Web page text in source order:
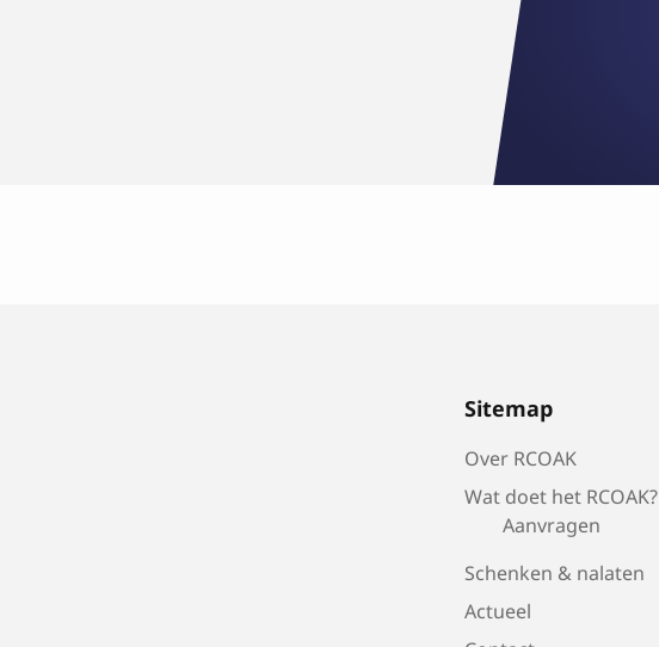
Sitemap
Over RCOAK
Wat doet het RCOAK?
Aanvragen
Schenken & nalaten
Actueel